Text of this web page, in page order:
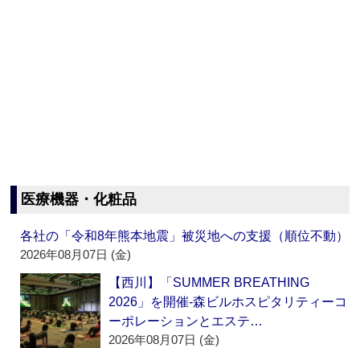
医療機器・化粧品
各社の「令和8年熊本地震」被災地への支援（順位不動）
2026年08月07日 (金)
【西川】「SUMMER BREATHING
2026」を開催‐森ビルホスピタリティーコ
ーポレーションとエステ…
2026年08月07日 (金)